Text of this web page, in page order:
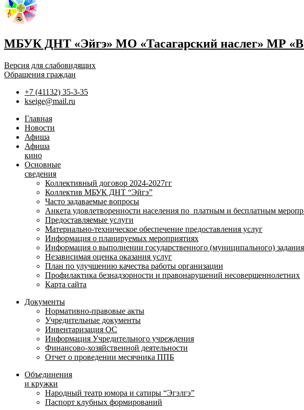
МБУК ДНТ «Эйгэ» МО «Тасагарский наслег» МР
Версия для слабовидящих
Обращения граждан
+7 (41132) 35-3-35
kseige@mail.ru
Главная
Новости
Афиша
Афиша
кино
Основные
сведения
Коллективный договор 2024-2027гг
Коллектив МБУК ДНТ “Эйгэ”
Часто задаваемые вопросы
Анкета удовлетворенности населения по платным и бесплатным
Предоставляемые услуги
Материально-техническое обеспечение предоставления услуг
Информация о планируемых мероприятиях
Информация о выполнении государственного (муниципального) задания
Независимая оценка оказания услуг
План по улучшению качества работы организации
Профилактика безнадзорности и правонарушений несовершеннолетних
Карта сайта
Документы
Нормативно-правовые акты
Учредительные документы
Инвентаризация ОС
Информация Учредительного учреждения
Финансово-хозяйственной деятельности
Отчет о проведении месячника ППБ
Объединения
и кружки
Народный театр юмора и сатиры “Эгэлгэ”
Паспорт клубных формирований